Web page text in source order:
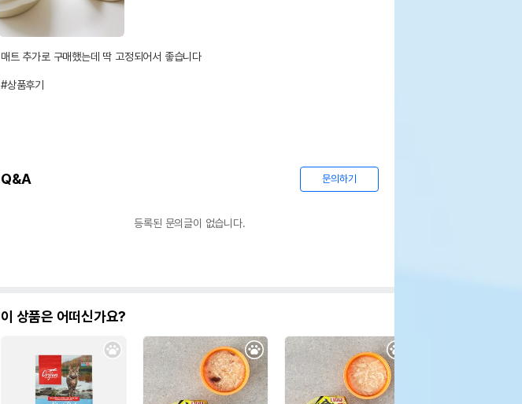
매트 추가로 구매했는데 딱 고정되어서 좋습니다
#상품후기
Q&A 문의하기
등록된 문의글이 없습니다.
이 상품은 어떠신가요?